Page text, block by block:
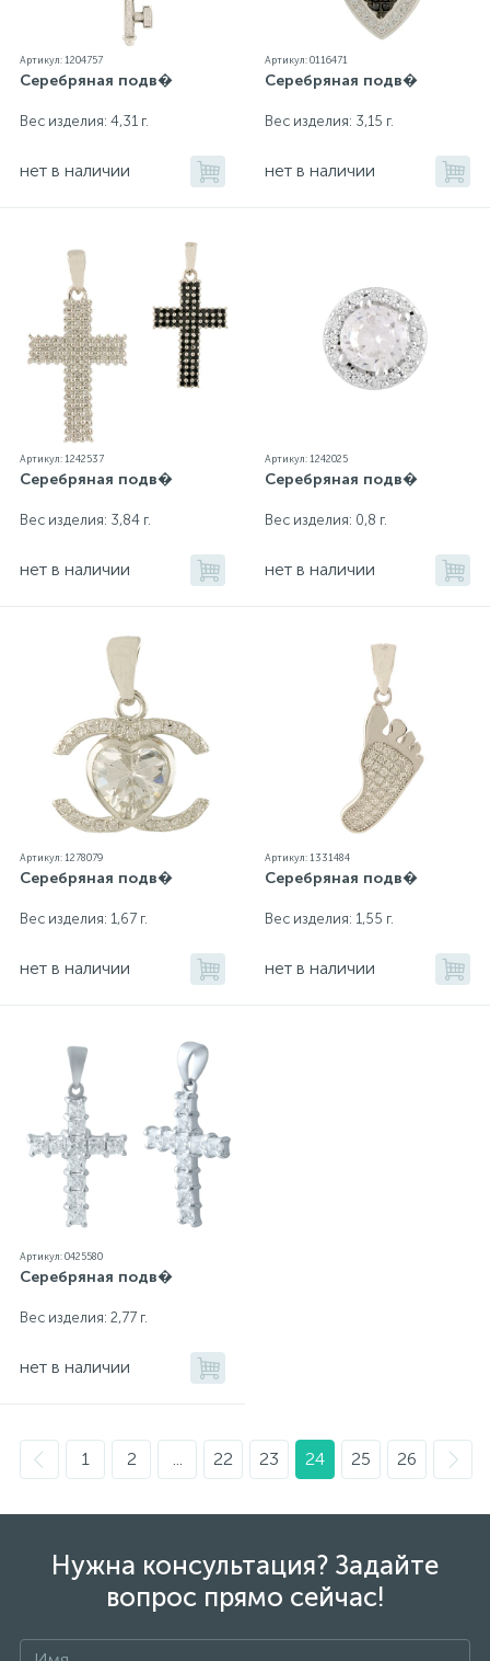
Артикул: 1204757
Серебряная подв�
Вес изделия: 4,31 г.
нет в наличии
Артикул: 0116471
Серебряная подв�
Вес изделия: 3,15 г.
нет в наличии
Артикул: 1242537
Серебряная подв�
Вес изделия: 3,84 г.
нет в наличии
Артикул: 1242025
Серебряная подв�
Вес изделия: 0,8 г.
нет в наличии
Артикул: 1278079
Серебряная подв�
Вес изделия: 1,67 г.
нет в наличии
Артикул: 1331484
Серебряная подв�
Вес изделия: 1,55 г.
нет в наличии
Артикул: 0425580
Серебряная подв�
Вес изделия: 2,77 г.
нет в наличии
1 2 ... 22 23 24 25 26
Нужна консультация? Задайте
вопрос прямо сейчас!